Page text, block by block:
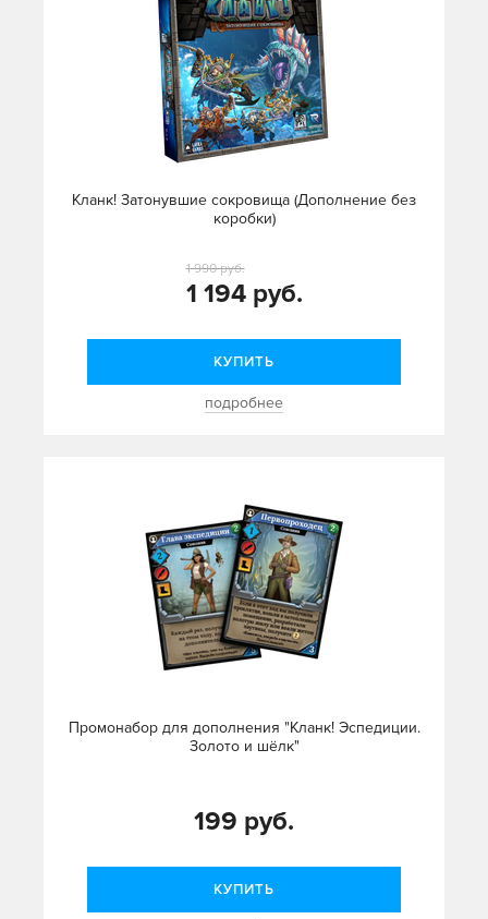
Кланк! Затонувшие сокровища (Дополнение без
коробки)
1 194 руб.
1 990 руб.
КУПИТЬ
подробнее
Промонабор для дополнения "Кланк! Эспедиции.
Золото и шёлк"
199 руб.
КУПИТЬ